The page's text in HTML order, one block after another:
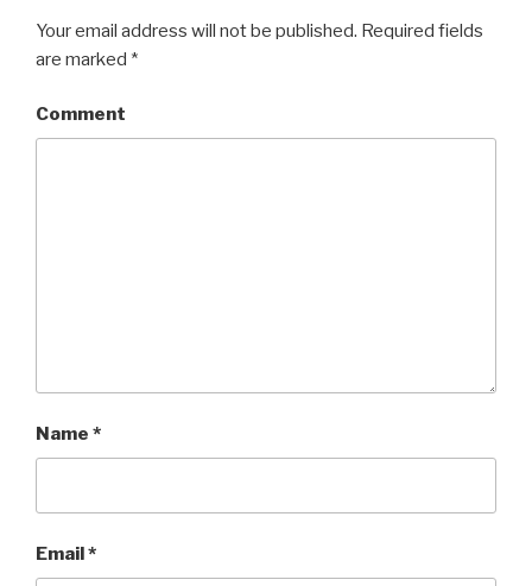
Your email address will not be published. Required fields
are marked *
Comment
Name *
Email*